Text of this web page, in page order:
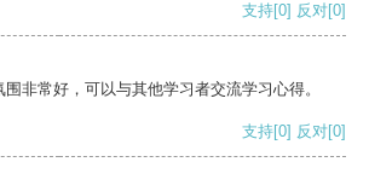
支持[0] 反对[0]
非常好，可以与其他学习者交流学习心得。
支持[0] 反对[0]